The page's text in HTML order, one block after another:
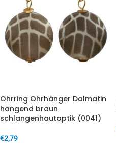
Ohrring Ohrhänger Dalmatin
hängend braun
schlangenhautoptik (0041)
€2,79